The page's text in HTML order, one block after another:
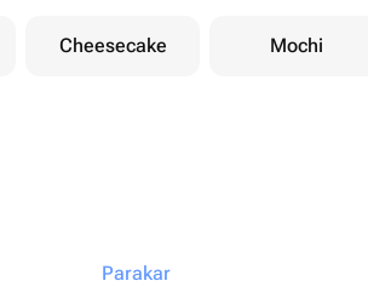
Cheesecake Mochi
Parakar